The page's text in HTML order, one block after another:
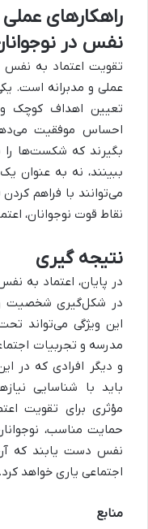
راهکارهای
نفس در
تقویت اعتماد به نفس
عملی و مدبرانه است.
تعیین اهداف کوچک
احساس موفقیت
بگیرند که شکست‌ها را
ببینند، نه به عنوان
می‌توانند با فراهم
نقاط قوت نوجوانان،
نتیجه گیری
در پایان، اعتماد به
در شکل‌گیری شخصیت و
این ویژگی می‌تواند
مدرسه و تجربیات
و دیگر افرادی که در
باید با شناسایی
مؤثری برای تقویت
حمایت مناسب،
نفس دست یابند که
اجتماعی یاری خواهد کرد.
منابع